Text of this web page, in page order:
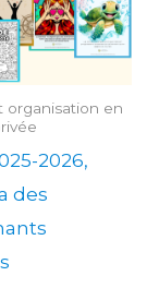
organisation en
2026,
des
Les